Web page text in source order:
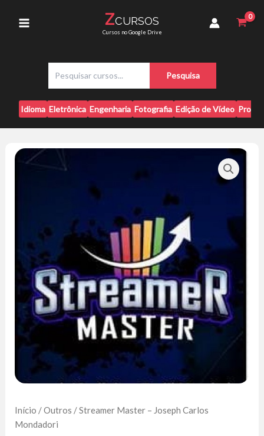
Menu
ZCURSOS
Cursos no Google Drive
s
q
u
i
a
Pesquisa
Idioma Eletrônica Engenharia Fotografia Edição de Vídeo
Início /Outros / Streamer Master – Joseph Carlos
Mondadori
Carlos